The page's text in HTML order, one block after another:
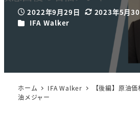
投稿日2022年9月29日 更新日2023年5月
カテゴリー
IFA Walker
ホーム IFA Walker
【後編】原油
油メジャー